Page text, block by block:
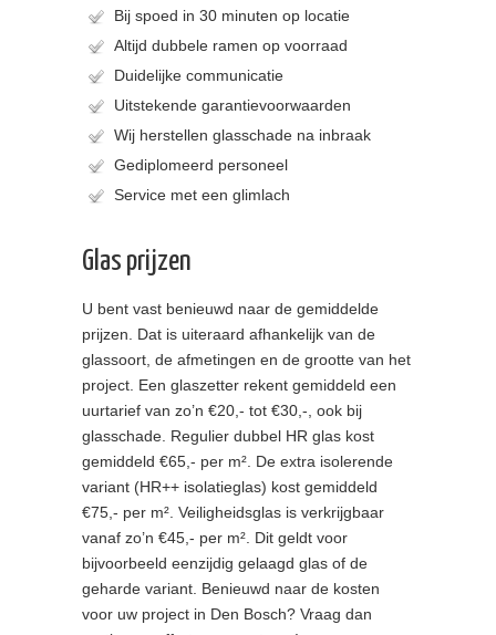
Bij spoed in 30 minuten op locatie
Altijd dubbele ramen op voorraad
Duidelijke communicatie
Uitstekende garantievoorwaarden
Wij herstellen glasschade na inbraak
Gediplomeerd personeel
Service met een glimlach
Glas prijzen
U bent vast benieuwd naar de gemiddelde
prijzen. Dat is uiteraard afhankelijk van de
glassoort, de afmetingen en de grootte van het
project. Een glaszetter rekent gemiddeld een
uurtarief van zo’n €20,- tot €30,-, ook bij
glasschade. Regulier dubbel HR glas kost
gemiddeld €65,- per m². De extra isolerende
variant (HR++ isolatieglas) kost gemiddeld
€75,- per m². Veiligheidsglas is verkrijgbaar
vanaf zo’n €45,- per m². Dit geldt voor
bijvoorbeeld eenzijdig gelaagd glas of de
geharde variant. Benieuwd naar de kosten
voor uw project in Den Bosch? Vraag dan